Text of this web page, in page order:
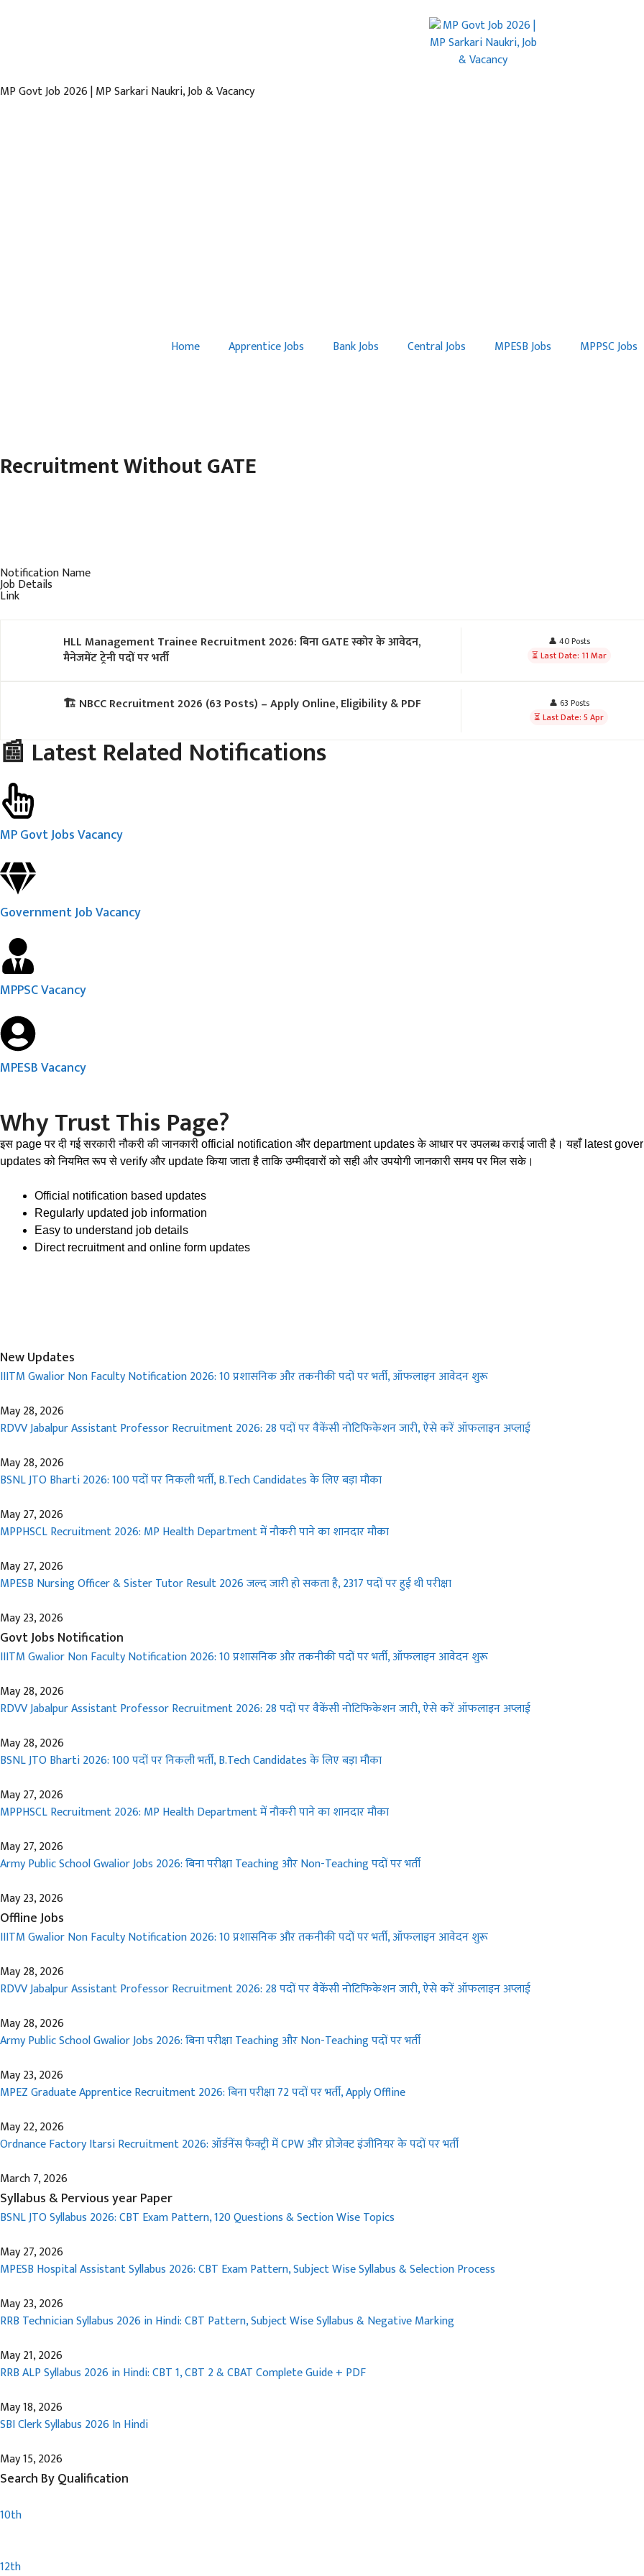
MP Govt Job 2026 | MP Sarkari Naukri, Job & Vacancy
Home Apprentice Jobs Bank Jobs Central Jobs MPESB Jobs MPPSC Jobs
Recruitment Without GATE
Notification Name
Job Details
Link
HLL Management Trainee Recruitment 2026: बिना GATE स्कोर के आवेदन,
मैनेजमेंट ट्रेनी पदों पर भर्ती
👤 40 Posts
⏳ Last Date: 11 Mar
🏗️ NBCC Recruitment 2026 (63 Posts) – Apply Online, Eligibility & PDF
👤 63 Posts
⏳ Last Date: 5 Apr
📰 Latest Related Notifications
MP Govt Jobs Vacancy
Government Job Vacancy
MPPSC Vacancy
MPESB Vacancy
Why Trust This Page?
इस page पर दी गई सरकारी नौकरी की जानकारी official notification और department updates के आधार पर उपलब्ध कराई जाती है। यहाँ latest
updates को नियमित रूप से verify और update किया जाता है ताकि उम्मीदवारों को सही और उपयोगी जानकारी समय पर मिल सके।
Official notification based updates
Regularly updated job information
Easy to understand job details
Direct recruitment and online form updates
New Updates
IIITM Gwalior Non Faculty Notification 2026: 10 प्रशासनिक और तकनीकी पदों पर भर्ती, ऑफलाइन आवेदन शुरू
May 28, 2026
RDVV Jabalpur Assistant Professor Recruitment 2026: 28 पदों पर वैकेंसी नोटिफिकेशन जारी, ऐसे करें ऑफलाइन अप्लाई
May 28, 2026
BSNL JTO Bharti 2026: 100 पदों पर निकली भर्ती, B.Tech Candidates के लिए बड़ा मौका
May 27, 2026
MPPHSCL Recruitment 2026: MP Health Department में नौकरी पाने का शानदार मौका
May 27, 2026
MPESB Nursing Officer & Sister Tutor Result 2026 जल्द जारी हो सकता है, 2317 पदों पर हुई थी परीक्षा
May 23, 2026
Govt Jobs Notification
IIITM Gwalior Non Faculty Notification 2026: 10 प्रशासनिक और तकनीकी पदों पर भर्ती, ऑफलाइन आवेदन शुरू
May 28, 2026
RDVV Jabalpur Assistant Professor Recruitment 2026: 28 पदों पर वैकेंसी नोटिफिकेशन जारी, ऐसे करें ऑफलाइन अप्लाई
May 28, 2026
BSNL JTO Bharti 2026: 100 पदों पर निकली भर्ती, B.Tech Candidates के लिए बड़ा मौका
May 27, 2026
MPPHSCL Recruitment 2026: MP Health Department में नौकरी पाने का शानदार मौका
May 27, 2026
Army Public School Gwalior Jobs 2026: बिना परीक्षा Teaching और Non-Teaching पदों पर भर्ती
May 23, 2026
Offline Jobs
IIITM Gwalior Non Faculty Notification 2026: 10 प्रशासनिक और तकनीकी पदों पर भर्ती, ऑफलाइन आवेदन शुरू
May 28, 2026
RDVV Jabalpur Assistant Professor Recruitment 2026: 28 पदों पर वैकेंसी नोटिफिकेशन जारी, ऐसे करें ऑफलाइन अप्लाई
May 28, 2026
Army Public School Gwalior Jobs 2026: बिना परीक्षा Teaching और Non-Teaching पदों पर भर्ती
May 23, 2026
MPEZ Graduate Apprentice Recruitment 2026: बिना परीक्षा 72 पदों पर भर्ती, Apply Offline
May 22, 2026
Ordnance Factory Itarsi Recruitment 2026: ऑर्डनेंस फैक्ट्री में CPW और प्रोजेक्ट इंजीनियर के पदों पर भर्ती
March 7, 2026
Syllabus & Pervious year Paper
BSNL JTO Syllabus 2026: CBT Exam Pattern, 120 Questions & Section Wise Topics
May 27, 2026
MPESB Hospital Assistant Syllabus 2026: CBT Exam Pattern, Subject Wise Syllabus & Selection Process
May 23, 2026
RRB Technician Syllabus 2026 in Hindi: CBT Pattern, Subject Wise Syllabus & Negative Marking
May 21, 2026
RRB ALP Syllabus 2026 in Hindi: CBT 1, CBT 2 & CBAT Complete Guide + PDF
May 18, 2026
SBI Clerk Syllabus 2026 In Hindi
May 15, 2026
Search By Qualification
10th
12th